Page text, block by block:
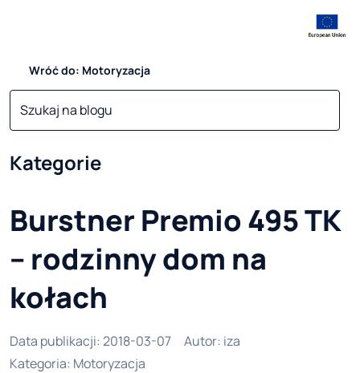
Wróć do: Motoryzacja
Kategorie
Burstner Premio 495 TK
– rodzinny dom na
kołach
Data publikacji: 2018-03-07 Autor: iza
Kategoria: Motoryzacja